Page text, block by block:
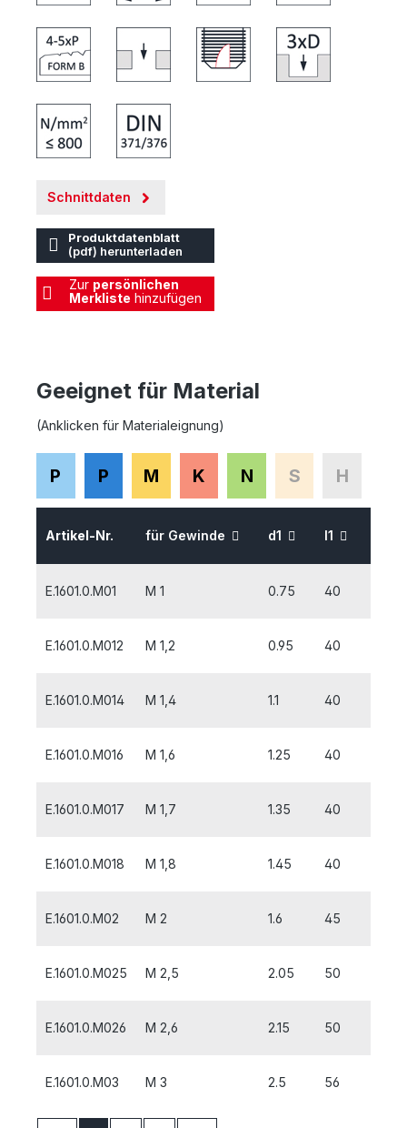
Schnittdaten
Produktdatenblatt
(pdf) herunterladen
Zur persönlichen
Merkliste hinzufügen
Geeignet für Material
(Anklicken für Materialeignung)
P P M K N S H
Artikel-Nr. für Gewinde d1 l1
E.1601.0.M01 M 1 0.75 40
E.1601.0.M012 M 1,2 0.95 40
E.1601.0.M014 M 1,4 1.1 40
E.1601.0.M016 M 1,6 1.25 40
E.1601.0.M017 M 1,7 1.35 40
E.1601.0.M018 M 1,8 1.45 40
E.1601.0.M02 M 2 1.6 45
E.1601.0.M025 M 2,5 2.05 50
E.1601.0.M026 M 2,6 2.15 50
E.1601.0.M03 M 3 2.5 56